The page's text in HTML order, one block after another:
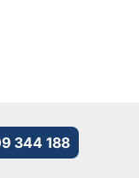
344 188